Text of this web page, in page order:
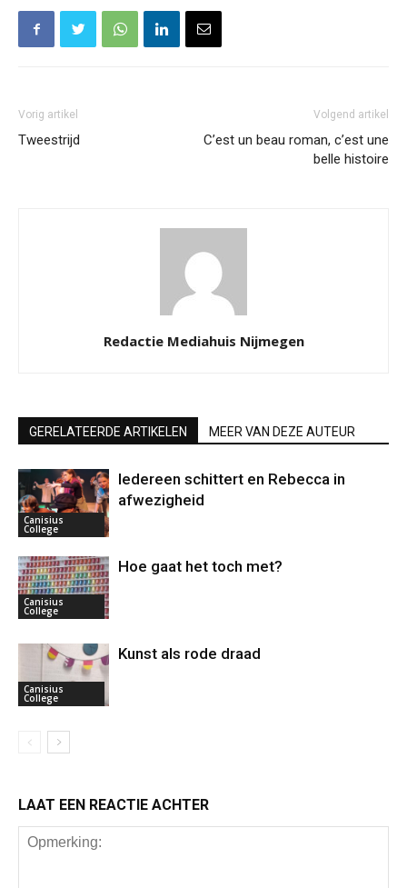
Vorig artikel
Tweestrijd
Volgend artikel
C’est un beau roman, c’est une
belle histoire
Redactie Mediahuis Nijmegen
GERELATEERDE ARTIKELEN MEER VAN DEZE AUTEUR
Canisius
College
Iedereen schittert en Rebecca in
afwezigheid
Canisius
College
Hoe gaat het toch met?
Canisius
College
Kunst als rode draad
LAAT EEN REACTIE ACHTER